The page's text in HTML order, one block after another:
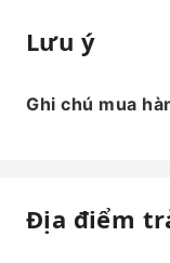
Lưu ý
Ghi chú mua
Địa điểm